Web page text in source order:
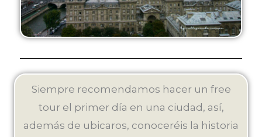
Siempre recomendamos hacer un free
tour el primer día en una ciudad, así,
además de ubicaros, conoceréis la historia